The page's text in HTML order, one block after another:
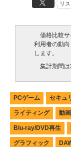
リス
価格比較サ
利用者の動
します。
集計期間は
PCゲーム セキュ
ライティング 動
Blu-ray/DVD再生
グラフィック